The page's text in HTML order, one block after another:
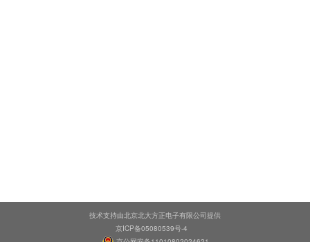
技术支持由北京北大方正电子有限公司提供
京ICP备05080539号-4